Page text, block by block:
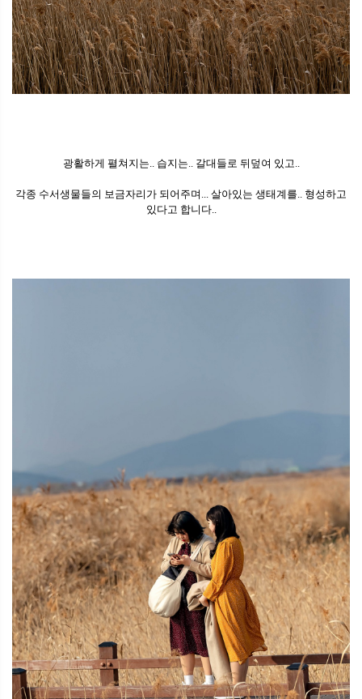
광활하게 펼쳐지는.. 습지는.. 갈대들로 뒤덮여 있고..
각종 수서생물들의 보금자리가 되어주며... 살아있는 생태계를.. 형성하고
있다고 합니다..